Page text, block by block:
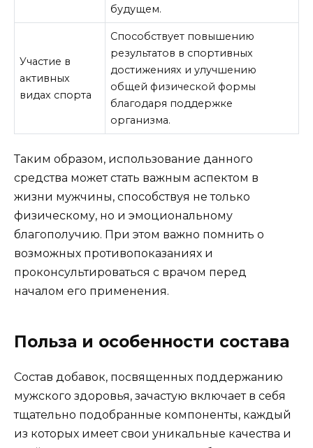
будущем.
Участие в
активных
видах спорта
Способствует повышению
результатов в спортивных
достижениях и улучшению
общей физической формы
благодаря поддержке
организма.
Таким образом, использование данного
средства может стать важным аспектом в
жизни мужчины, способствуя не только
физическому, но и эмоциональному
благополучию. При этом важно помнить о
возможных противопоказаниях и
проконсультироваться с врачом перед
началом его применения.
Польза и особенности состава
Состав добавок, посвященных поддержанию
мужского здоровья, зачастую включает в себя
тщательно подобранные компоненты, каждый
из которых имеет свои уникальные качества и